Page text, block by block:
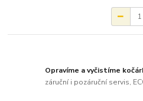
Opravíme a vyčistíme
záruční i pozáruční servis,